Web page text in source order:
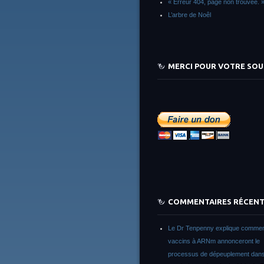
« Erreur 404, page non trouvée. »
L’arbre de Noêl
MERCI POUR VOTRE
COMMENTAIRES
Le Dr Tenpenny explique
vaccins à ARNm annonceront le
processus de dépeuplement